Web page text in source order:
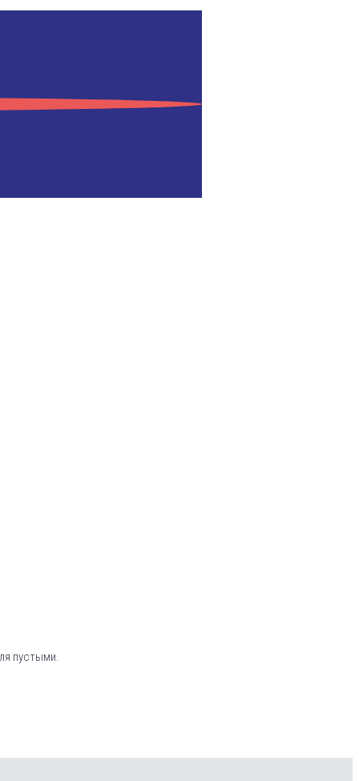
пустыми.